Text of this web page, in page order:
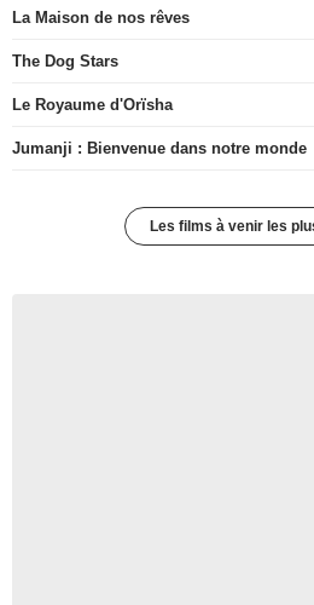
La Maison de nos rêves
The Dog Stars
Le Royaume d'Orïsha
Jumanji : Bienvenue dans notre monde
Les films à venir les